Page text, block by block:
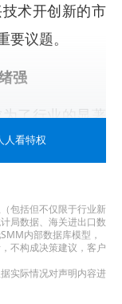
术开创新的市
议题。
强
了行业的显著
超过54%。电
广东省能源集
示，中车株洲
分别为0.638
人看特权
包括但不仅限于行业新
局数据、海关进出口数
内部数据库模型，
不构成决策建议，客户
实际情况对声明内容进